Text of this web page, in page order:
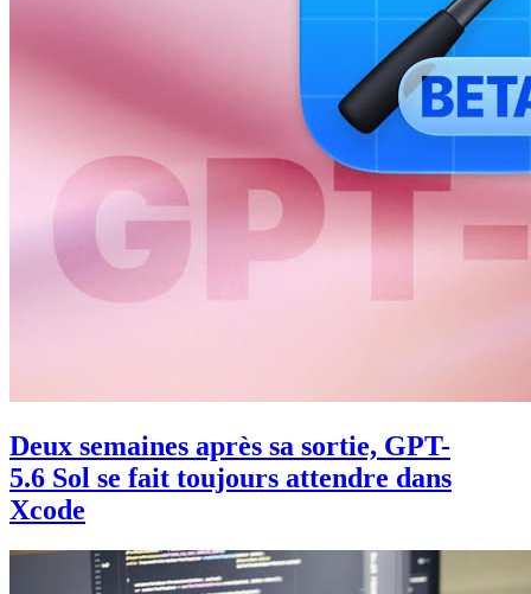
Deux semaines après sa sortie, GPT-
5.6 Sol se fait toujours attendre dans
Xcode